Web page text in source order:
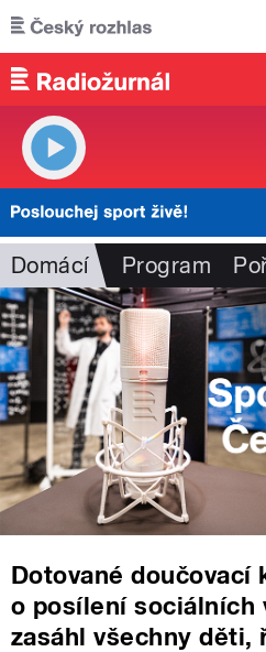
Přejít k hlavnímu obsahu
Domácí Program
Dotované doučovací
o posílení sociálních
zasáhl všechny děti,